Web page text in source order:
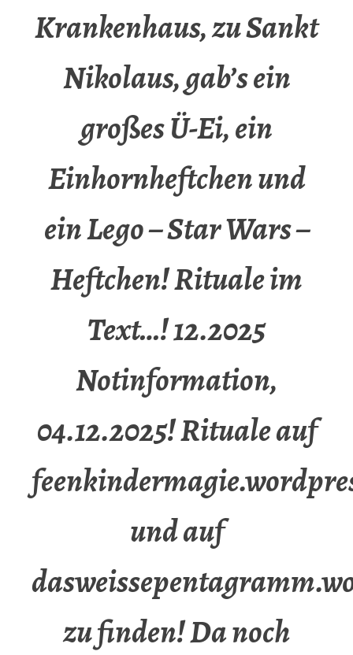
Krankenhaus, zu Sankt
Nikolaus, gab’s ein
großes Ü-Ei, ein
Einhornheftchen und
ein Lego – Star Wars –
Heftchen! Rituale im
Text…! 12.2025
Notinformation,
04.12.2025! Rituale auf
und auf
zu finden! Da noch